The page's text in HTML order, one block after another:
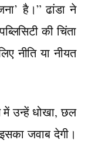
है।” ढांडा ने
की चिंता
नीति या नीयत
में उन्हें धोखा, छल
जवाब देगी।